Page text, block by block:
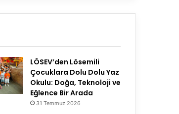
LÖSEV’den Lösemili
Çocuklara Dolu Dolu Yaz
Okulu: Doğa, Teknoloji ve
Eğlence Bir Arada
31 Temmuz 2026